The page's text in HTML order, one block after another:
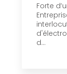
Forte
d...